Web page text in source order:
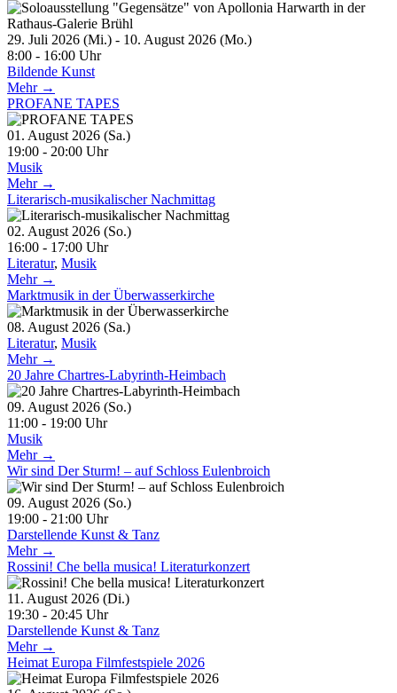
29. Juli 2026 (Mi.) - 10. August 2026 (Mo.)
8:00 - 16:00 Uhr
Bildende Kunst
Mehr →
PROFANE TAPES
01. August 2026 (Sa.)
19:00 - 20:00 Uhr
Musik
Mehr →
Literarisch-musikalischer Nachmittag
02. August 2026 (So.)
16:00 - 17:00 Uhr
Literatur, Musik
Mehr →
Marktmusik in der Überwasserkirche
08. August 2026 (Sa.)
Literatur, Musik
Mehr →
20 Jahre Chartres-Labyrinth-Heimbach
09. August 2026 (So.)
11:00 - 19:00 Uhr
Musik
Mehr →
Wir sind Der Sturm! – auf Schloss Eulenbroich
09. August 2026 (So.)
19:00 - 21:00 Uhr
Darstellende Kunst & Tanz
Mehr →
Rossini! Che bella musica! Literaturkonzert
11. August 2026 (Di.)
19:30 - 20:45 Uhr
Darstellende Kunst & Tanz
Mehr →
Heimat Europa Filmfestspiele 2026